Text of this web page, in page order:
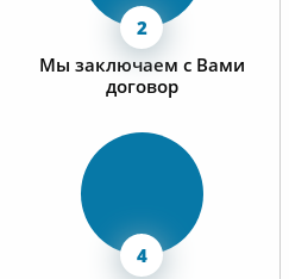
Мы заключаем с Вами
договор